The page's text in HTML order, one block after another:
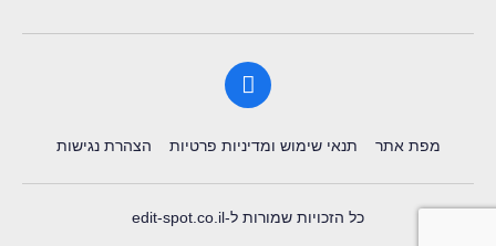
מפת אתר תנאי שימוש ומדיניות פרטיות הצהרת נגישות
כל הזכויות שמורות ל-edit-spot.co.il